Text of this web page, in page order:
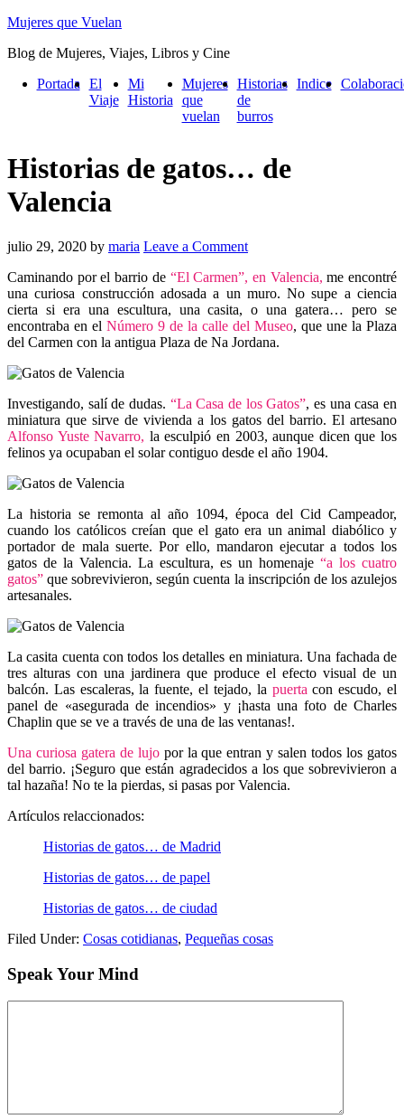
Mujeres que Vuelan
Blog de Mujeres, Viajes, Libros y Cine
Portada
El
Viaje
Mi
Historia
Mujeres
que
vuelan
Historias
de
burros
Indice
Historias de gatos… de
Valencia
julio 29, 2020 by maria Leave a Comment
Caminando por el barrio de “El Carmen”, en Valencia, me encontré
una curiosa construcción adosada a un muro. No supe a ciencia
cierta si era una escultura, una casita, o una gatera… pero se
encontraba en el Número 9 de la calle del Museo, que une la Plaza
del Carmen con la antigua Plaza de Na Jordana.
Investigando, salí de dudas. “La Casa de los Gatos”, es una casa en
miniatura que sirve de vivienda a los gatos del barrio. El artesano
Alfonso Yuste Navarro, la esculpió en 2003, aunque dicen que los
felinos ya ocupaban el solar contiguo desde el año 1904.
La historia se remonta al año 1094, época del Cid Campeador,
cuando los católicos creían que el gato era un animal diabólico y
portador de mala suerte. Por ello, mandaron ejecutar a todos los
gatos de la Valencia. La escultura, es un homenaje “a los cuatro
gatos” que sobrevivieron, según cuenta la inscripción de los azulejos
artesanales.
La casita cuenta con todos los detalles en miniatura. Una fachada de
tres alturas con una jardinera que produce el efecto visual de un
balcón. Las escaleras, la fuente, el tejado, la puerta con escudo, el
panel de «asegurada de incendios» y ¡hasta una foto de Charles
Chaplin que se ve a través de una de las ventanas!.
Una curiosa gatera de lujopor la que entran y salen todos los gatos
del barrio. ¡Seguro que están agradecidos a los que sobrevivieron a
tal hazaña! No te la pierdas, si pasas por Valencia.
Artículos relaccionados:
Historias de gatos… de Madrid
Historias de gatos… de papel
Historias de gatos… de ciudad
Filed Under: Cosas cotidianas, Pequeñas cosas
Speak Your Mind